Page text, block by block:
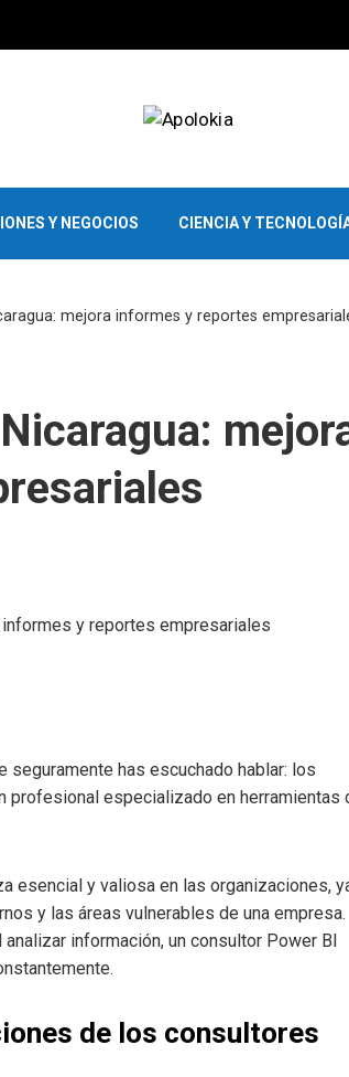
Y NEGOCIOS CIENCIA Y
mejora informes y reportes
has escuchado hablar: los
profesional especializado en herramientas
esencial y valiosa en las organizaciones,
y las áreas vulnerables de una empresa.
información, un consultor Power BI
de los consultores